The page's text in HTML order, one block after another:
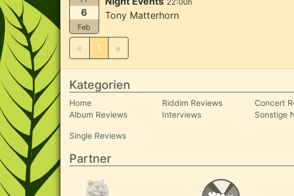
6
Feb
22:00h
Tony Matterhorn
« 1 »
Kategorien
Home
Album Reviews
Riddim Reviews
Interviews
Concert
Sonstige
Single Reviews
Partner